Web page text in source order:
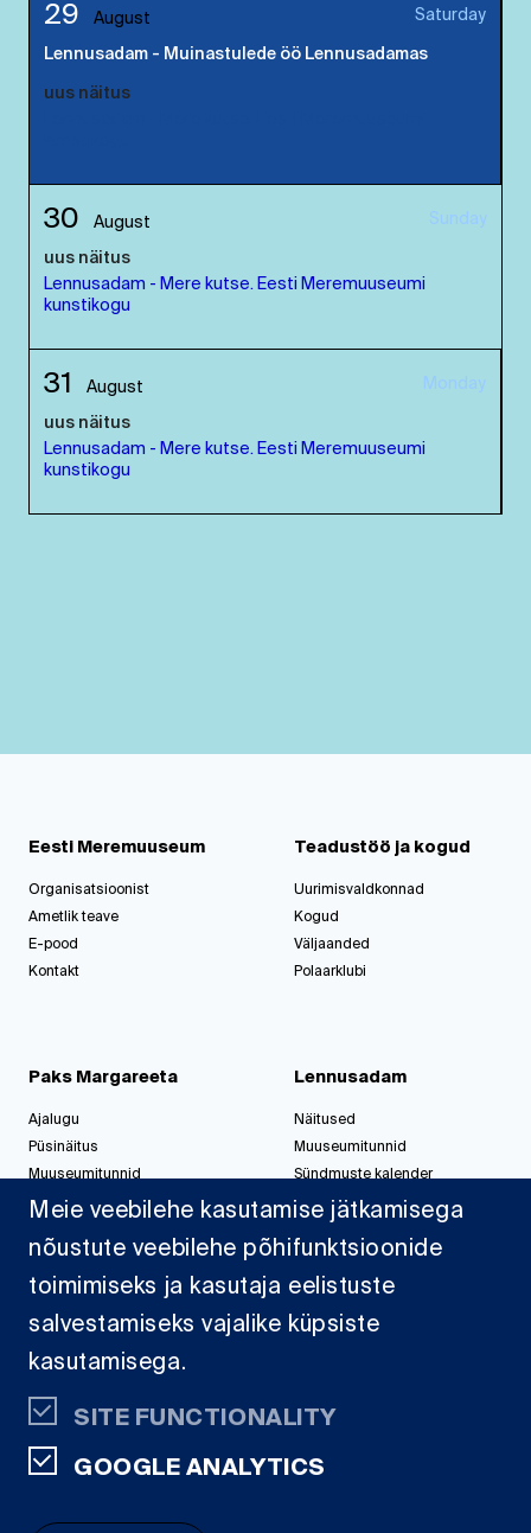
29 August Saturday
Lennusadam - Muinastulede öö Lennusadamas
uus näitus
30 August Sunday
uus näitus
Lennusadam - Mere kutse. Eesti Meremuuseumi
kunstikogu
31 August Monday
uus näitus
Lennusadam - Mere kutse. Eesti Meremuuseumi
kunstikogu
Eesti Meremuuseum
Organisatsioonist
Ametlik teave
E-pood
Kontakt
Teadustöö ja kogud
Uurimisvaldkonnad
Kogud
Väljaanded
Polaarklubi
Paks Margareeta
Ajalugu
Püsinäitus
Muuseumitunnid
Korralda üritus
Lennusadam
Näitused
Muuseumitunnid
Sündmuste kalender
Korralda üritus
Sadamast
Dokumendid
Meie veebilehe kasutamise jätkamisega
nõustute veebilehe põhifunktsioonide
toimimiseks ja kasutaja eelistuste
salvestamiseks vajalike küpsiste
kasutamisega.
SITE FUNCTIONALITY
GOOGLE ANALYTICS